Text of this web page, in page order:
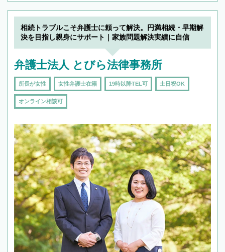
相続トラブルこそ弁護士に頼って解決。円満相続・早期解
決を目指し親身にサポート｜家族問題解決実績に自信
弁護士法人 とびら法律事務所
所長が女性 女性弁護士在籍 19時以降TEL可 土日祝OK
オンライン相談可